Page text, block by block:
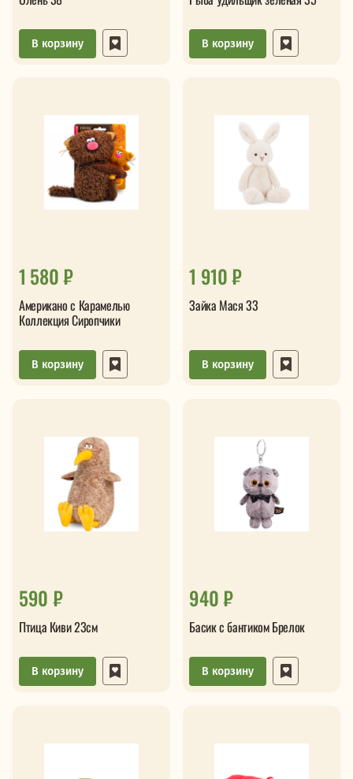
В корзину В корзину
1 580 ₽
Американо с Карамелью
Коллекция Сиропчики
В корзину
1 910 ₽
Зайка Мася 33
В корзину
590 ₽
Птица Киви 23см
В корзину
940 ₽
Басик с бантиком Брелок
В корзину